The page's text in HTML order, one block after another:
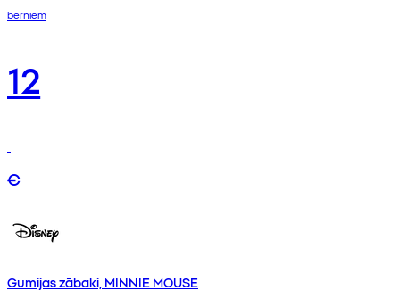
bērniem
12
€
Gumijas zābaki, MINNIE MOUSE